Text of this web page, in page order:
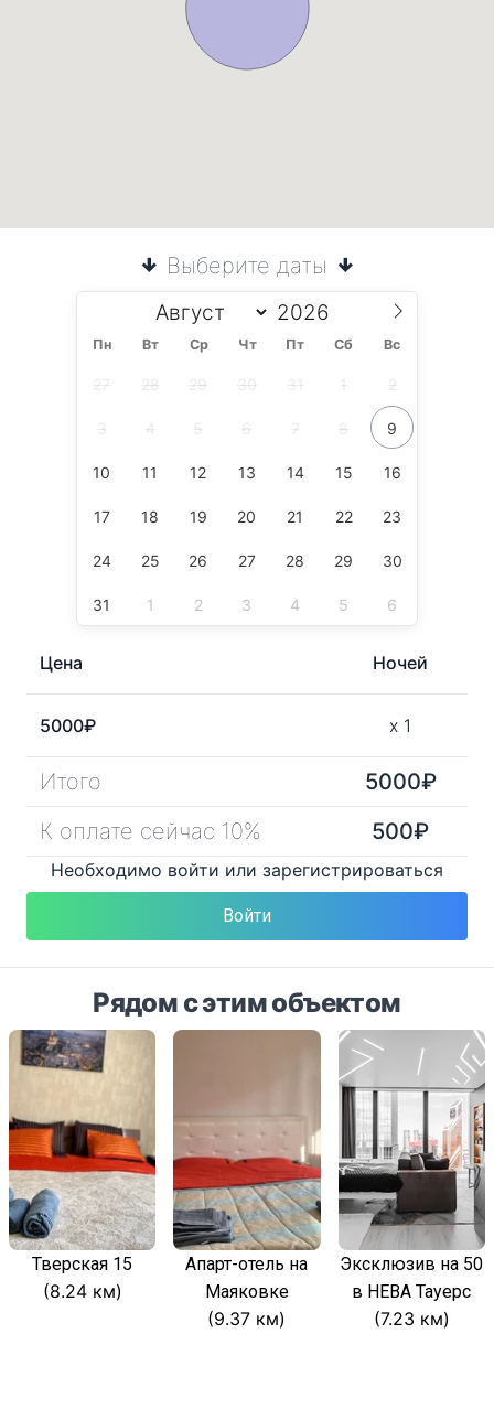
Выберите даты
Пн Вт Ср Чт Пт Сб Вс
27 28 29 30 31 1 2
3 4 5 6 7 8 9
10 11 12 13 14 15 16
17 18 19 20 21 22 23
24 25 26 27 28 29 30
31 1 2 3 4 5 6
Цена Ночей
5000₽ x 1
Итого 5000₽
К оплате сейчас 10%
500₽
Необходимо войти или зарегистрироваться
Войти
Рядом с этим объектом
Тверская 15
(8.24 км)
Апарт-отель на
Маяковке
(9.37 км)
Эксклюзив на 50
в НЕВА Тауерс
(7.23 км)